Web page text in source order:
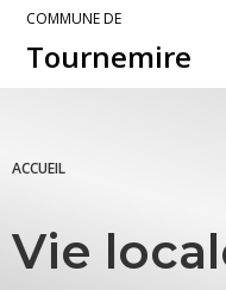
COMMUNE DE
Tournemire
ACCUEIL
Vie